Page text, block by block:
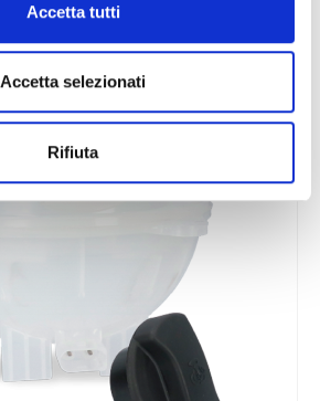
Accetta tutti
Accetta selezionati
Rifiuta